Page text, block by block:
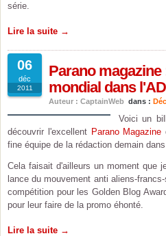
série.
Lire la suite →
06
déc
2011
Parano
mondial dans
Auteur : CaptainWeb dans :
Voici un
découvrir l'excellent Parano Magazine
fine équipe de la rédaction demain
Cela faisait d'ailleurs un moment que
lance du mouvement anti aliens-
compétition pour les Golden Blog
pour leur faire de la promo éhonté.
Lire la suite →